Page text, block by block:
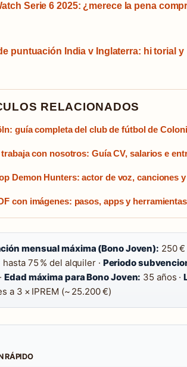
Serie 6 2025: ¿merece la pena
puntuación India v Inglaterra: hi torial y
RELACIONADOS
guía completa del club de fútbol de
con nosotros: Guía CV, salarios e
Demon Hunters: actor de voz, canciones
con imágenes: pasos, apps y
mensual máxima (Bono Joven): 250 €
hasta 75 % del alquiler · Periodo
Edad máxima para Bono Joven: 35 años ·
a 3 × IPREM (~ 25.200 €)
RÁPIDO